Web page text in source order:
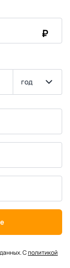
₽
год
Сполитикой